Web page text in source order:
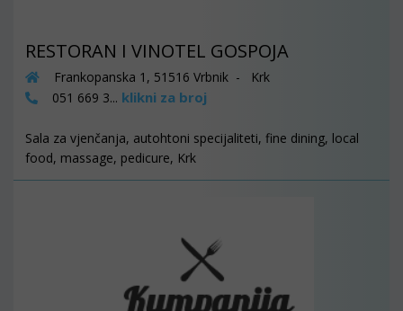
RESTORAN I VINOTEL GOSPOJA
Frankopanska 1, 51516 Vrbnik - Krk
051 669 3... klikni za broj
Sala za vjenčanja, autohtoni specijaliteti, fine dining, local
food, massage, pedicure, Krk